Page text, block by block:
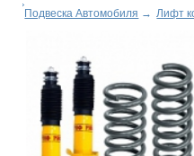
Подвеска Автомобиля → Лифт